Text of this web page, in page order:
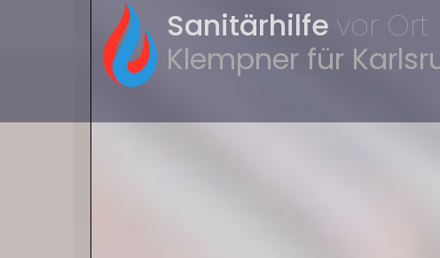
Sanitärhilfe vor Ort
Klempner für